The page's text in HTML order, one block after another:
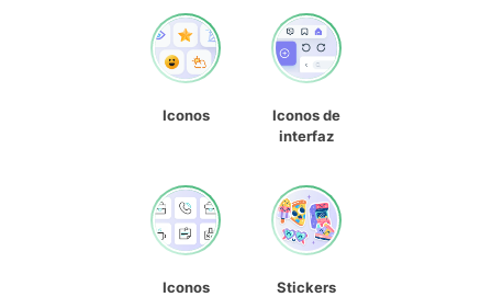
Iconos
Iconos de
interfaz
Iconos
Stickers